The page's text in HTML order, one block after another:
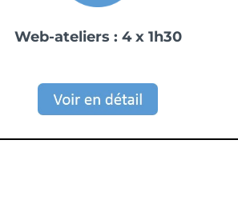
Web-ateliers : 4 x 1h30